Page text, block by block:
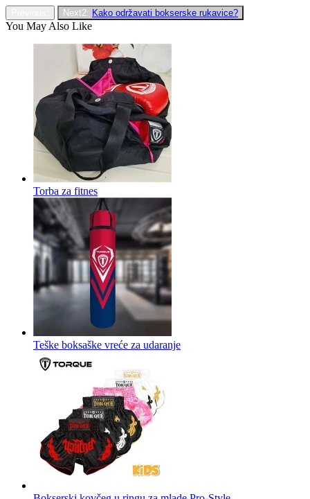
Next2: Kako održavati bokserske rukavice?
You May Also Like
Torba za fitnes
Teške boksaške vreće za udaranje